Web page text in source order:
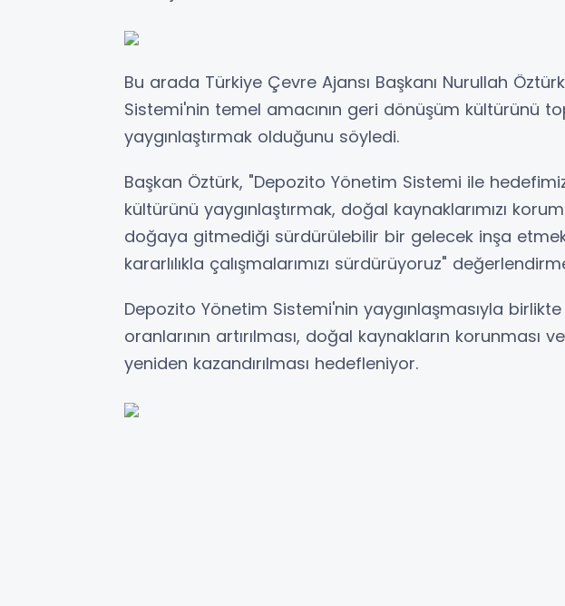
Bu arada Türkiye Çevre Ajansı Başkanı Nurullah
Sistemi'nin temel amacının geri dönüşüm kültürünü
yaygınlaştırmak olduğunu söyledi.
Başkan Öztürk, "Depozito Yönetim Sistemi ile
kültürünü yaygınlaştırmak, doğal kaynaklarımızı
doğaya gitmediği sürdürülebilir bir gelecek inşa
kararlılıkla çalışmalarımızı sürdürüyoruz"
Depozito Yönetim Sistemi'nin yaygınlaşmasıyla
oranlarının artırılması, doğal kaynakların korunması
yeniden kazandırılması hedefleniyor.